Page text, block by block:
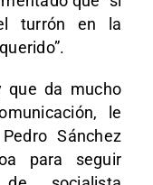
turrón en la
que da mucho
le
Sánchez
para seguir